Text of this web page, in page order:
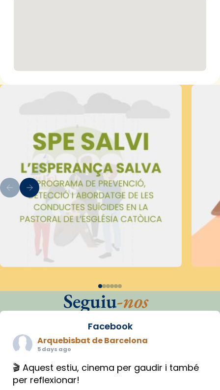
Seguiu-nos
Facebook
Arquebisbat de Barcelona
5 days ago
🎬 Aquest estiu, cinema per gaudir i també
per reflexionar!